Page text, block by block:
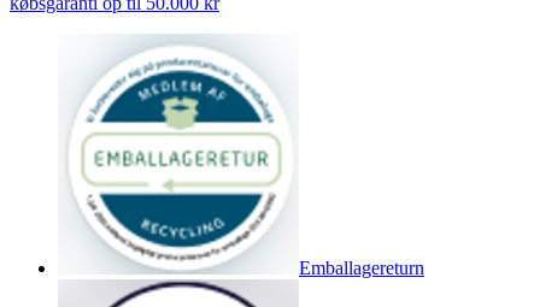
Emballagereturn